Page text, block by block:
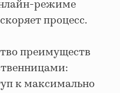
режиме
процесс.
преимуществ
к максимально